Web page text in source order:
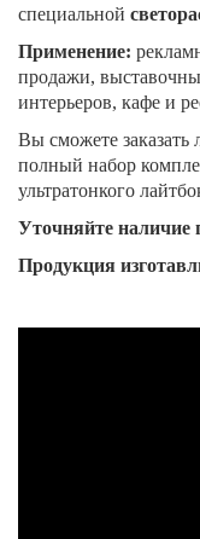
специальной
Применение:
продажи,
интерьеров, кафе и
Вы сможете
полный набор
ультратонкого
Уточняйте наличие
Продукция